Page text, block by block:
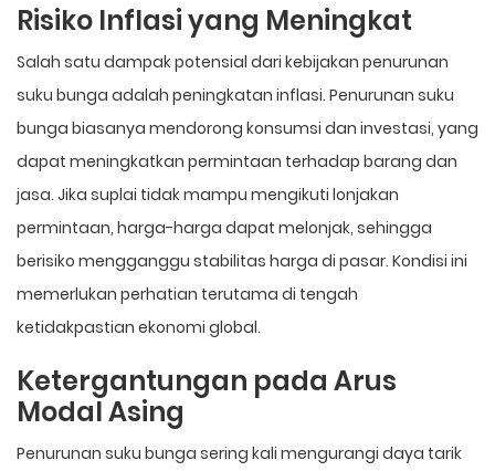
Risiko Inflasi yang Meningkat
Salah satu dampak potensial dari kebijakan penurunan
suku bunga adalah peningkatan inflasi. Penurunan suku
bunga biasanya mendorong konsumsi dan investasi, yang
dapat meningkatkan permintaan terhadap barang dan
jasa. Jika suplai tidak mampu mengikuti lonjakan
permintaan, harga-harga dapat melonjak, sehingga
berisiko mengganggu stabilitas harga di pasar. Kondisi ini
memerlukan perhatian terutama di tengah
ketidakpastian ekonomi global.
Ketergantungan pada Arus
Modal Asing
Penurunan suku bunga sering kali mengurangi daya tarik